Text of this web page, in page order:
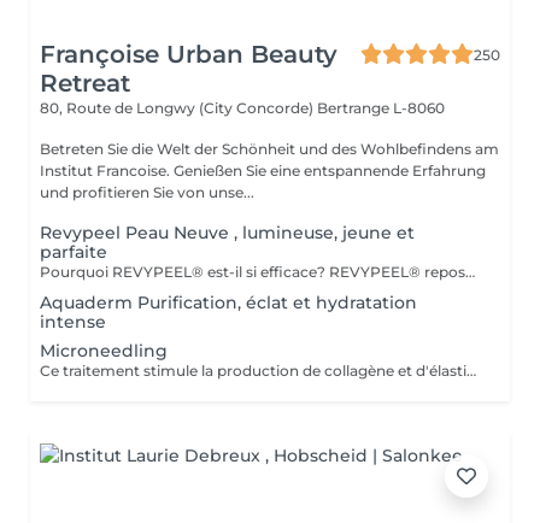
Françoise Urban Beauty
Retreat
250
80, Route de Longwy (City Concorde) Bertrange L-8060
Betreten Sie die Welt der Schönheit und des Wohlbefindens am
Institut Francoise. Genießen Sie eine entspannende Erfahrung
und profitieren Sie von unse...
Revypeel Peau Neuve , lumineuse, jeune et
parfaite
Pourquoi REVYPEEL® est-il si efficace? REVYPEEL® repose sur une combinaison exclusive de trois acides aux actions complémentaires : Des Résultats Visibles et Durables Effet "peau neuve" : Exfoliation contrôlée pour une texture affínée, un teint éclatant et uniformisé. Anti-âge : Stimulation de la production de collagène pour une peau ferme et repulpée. Anti-imperfections : Réduction des rides, cicatrices d'acné et pores dilatés. Éclaircissant : Diminution des taches pigmentaires et prévention des récidives. 3. Adapté à Tous les Types de Peau , REVYPEEL® s'adapte à chaque besoin : Version LOW : Pour une exfoliation douce, idéale pour les peaux sensibles ou en entretien. 4. Sécurité et Confort Contrôle optimal :pas de risques d'irritation ou de rougeurs. Contrairement aux peelings agressifs, REVYPEEL® offre une récupération rapide
Aquaderm Purification, éclat et hydratation
intense
Microneedling
Ce traitement stimule la production de collagène et d'élastine grâce à de fines aiguilles, améliorant ainsi le teint, la fermeté et l'éclat de la peau. Son efficacité est décuplée lorsqu'il est associé à des substances régénératrices comme le PDRN , Les Cyto-Pep les Exosomes , qui favorisent la réparation tissulaire, l'hydratation et le renforcement de la peau. Même les jeunes de 20 à 30 ans peuvent bénéficier de ces traitements préventifs, appelés préjuvénition , pour conserver une peau ferme et élastique au fil du temps.